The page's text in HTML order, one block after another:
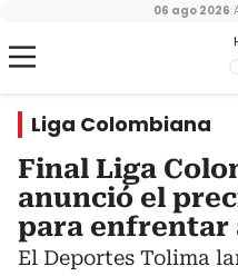
06 ago 2026
Liga Colombiana
Final Liga
anunció el
para enfrentar
El Deportes Tolima